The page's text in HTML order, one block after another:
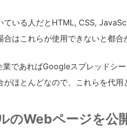
ている人だとHTML, CSS,
合はこれらが使用できないと都合
業であればGoogleスプレッドシ
がほとんどなので、これらを代
のWebページを公